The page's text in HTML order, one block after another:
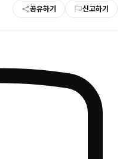
공유하기 신고하기